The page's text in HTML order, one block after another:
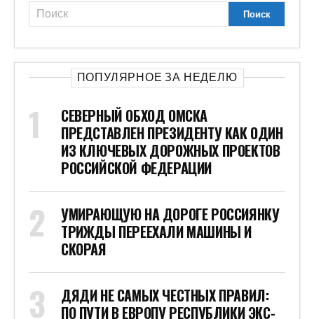
ПОПУЛЯРНОЕ ЗА НЕДЕЛЮ
СЕВЕРНЫЙ ОБХОД ОМСКА
ПРЕДСТАВЛЕН ПРЕЗИДЕНТУ КАК ОДИН
ИЗ КЛЮЧЕВЫХ ДОРОЖНЫХ ПРОЕКТОВ
РОССИЙСКОЙ ФЕДЕРАЦИИ
УМИРАЮЩУЮ НА ДОРОГЕ РОССИЯНКУ
ТРИЖДЫ ПЕРЕЕХАЛИ МАШИНЫ И
СКОРАЯ
ДЯДИ НЕ САМЫХ ЧЕСТНЫХ ПРАВИЛ:
ПО ПУТИ В ЕВРОПУ РЕСПУБЛИКИ ЭКС-